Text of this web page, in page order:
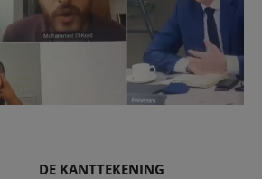
DE KANTTEKENING